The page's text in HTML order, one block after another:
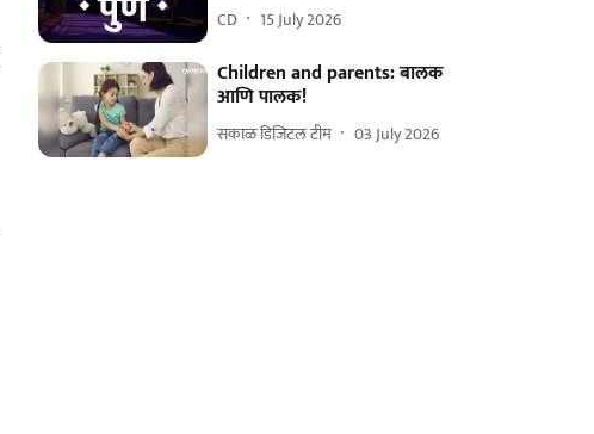
CD 15 July 2026
Children and parents: बालक
आणि पालक!
सकाळ डिजिटल टीम 03 July 2026